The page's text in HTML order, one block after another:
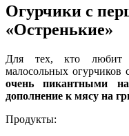
Огурчики с
«Остренькие»
Для тех, кто любит
малосольных огурчиков
очень пикантными
дополнение к мясу на
Продукты: